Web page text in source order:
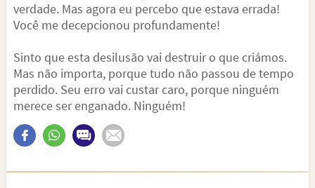
verdade. Mas agora eu percebo que estava errada!
Você me decepcionou profundamente!
Sinto que esta desilusão vai destruir o que criámos.
Mas não importa, porque tudo não passou de tempo
perdido. Seu erro vai custar caro, porque ninguém
merece ser enganado. Ninguém!